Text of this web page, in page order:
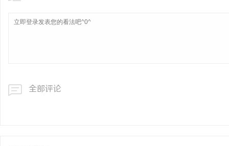
全部评论